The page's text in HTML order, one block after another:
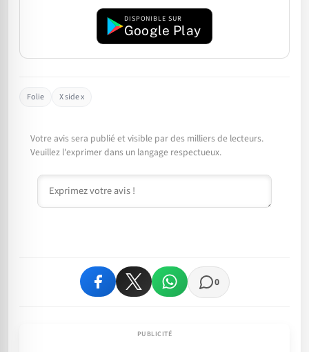
DISPONIBLE SUR
Google Play
Folie X side x
Votre avis sera publié et visible par des milliers de lecteurs.
Veuillez l'exprimer dans un langage respectueux.
Commentaire
0